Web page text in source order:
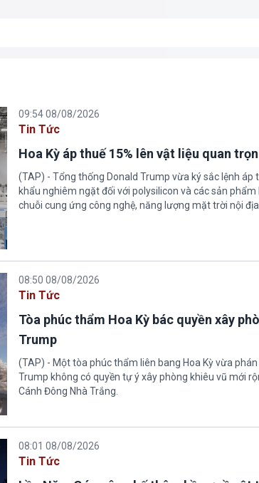
09:54 08/08/2026
Tin Tức
Hoa Kỳ áp thuế 15% lên vật liệu quan
(TAP) - Tổng thống Donald Trump vừa ký sắc lệnh áp
khẩu nghiêm ngặt đối với polysilicon và các sản
chuỗi cung ứng công nghệ, năng lượng mặt trời nội
08:50 08/08/2026
Tin Tức
Tòa phúc thẩm Hoa Kỳ bác quyền xây
Trump
(TAP) - Một tòa phúc thẩm liên bang Hoa Kỳ vừa
Trump không có quyền tự ý xây phòng khiêu vũ mới
Cánh Đông Nhà Trắng.
08:01 08/08/2026
Tin Tức